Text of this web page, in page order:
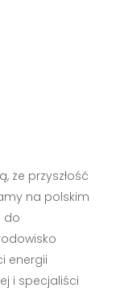
że przyszłość
na polskim
do
energii
i specjaliści